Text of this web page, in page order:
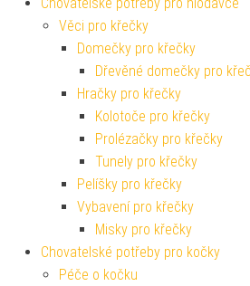
Věci pro křečky
Domečky pro křečky
Dřevěné domečky pro
Hračky pro křečky
Kolotoče pro křečky
Prolézačky pro křečky
Tunely pro křečky
Pelíšky pro křečky
Vybavení pro křečky
Misky pro křečky
Chovatelské potřeby pro kočky
Péče o kočku